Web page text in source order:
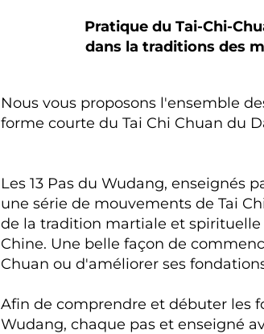
Pratique du Tai-Chi-
dans la traditions des
Nous vous proposons l'ensemble
forme courte du Tai Chi Chuan du
Les 13 Pas du Wudang, enseignés
une série de mouvements de Tai
de la tradition martiale et
Chine. Une belle façon de
Chuan ou d'améliorer ses
Afin de comprendre et débuter les
Wudang, chaque pas et enseigné